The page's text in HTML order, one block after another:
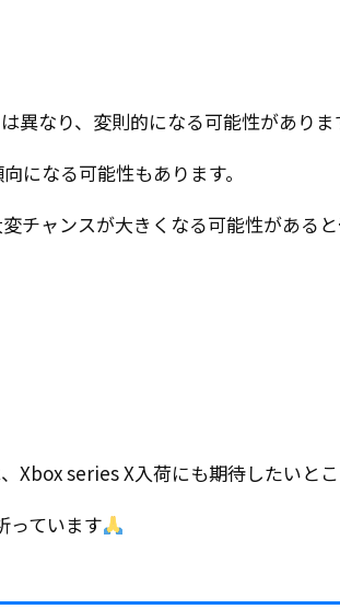
異なり、変則的になる可能性がありま
になる可能性もあります。
チャンスが大きくなる可能性がある
Xbox series X入荷にも期待したいとこ
っています